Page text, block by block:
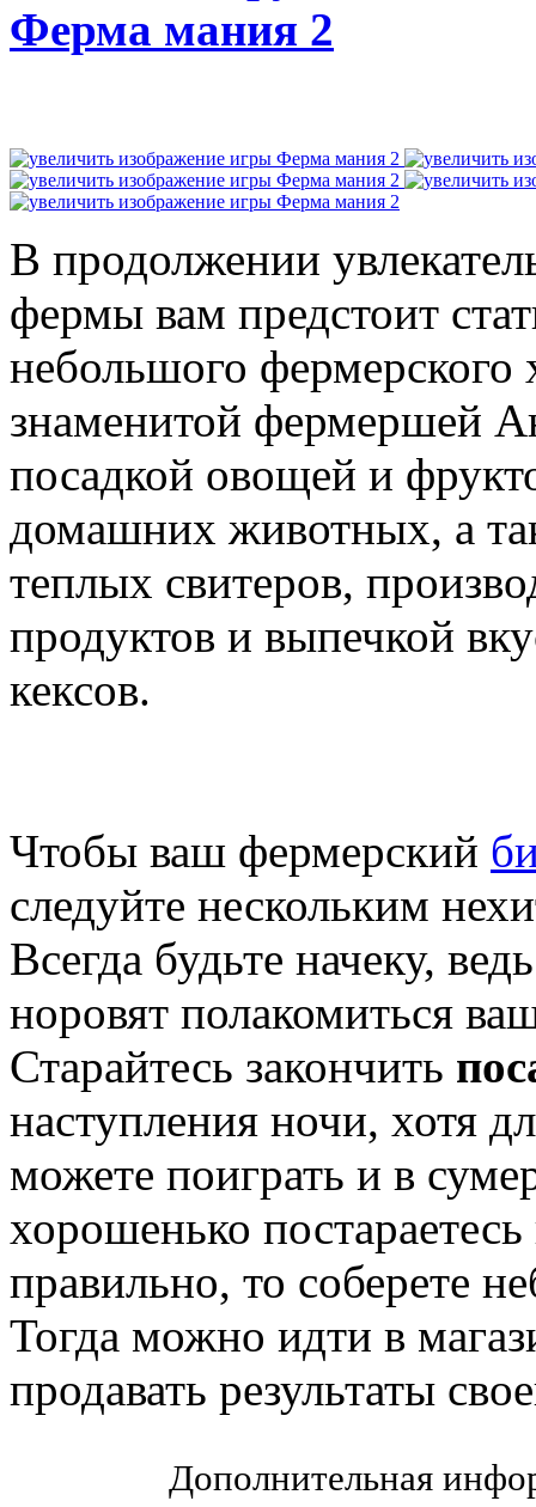
Ферма мания 2
В продолжении
фермы вам предстоит
небольшого фермерского
знаменитой фермершей
посадкой овощей и
домашних животных, а
теплых свитеров,
продуктов и выпечкой
кексов.
Чтобы ваш фермерский
следуйте нескольким
Всегда будьте начеку,
норовят полакомиться
Старайтесь закончить
наступления ночи, хотя
можете поиграть и в
хорошенько постараетесь
правильно, то соберете
Тогда можно идти в
продавать результаты
Дополнительная